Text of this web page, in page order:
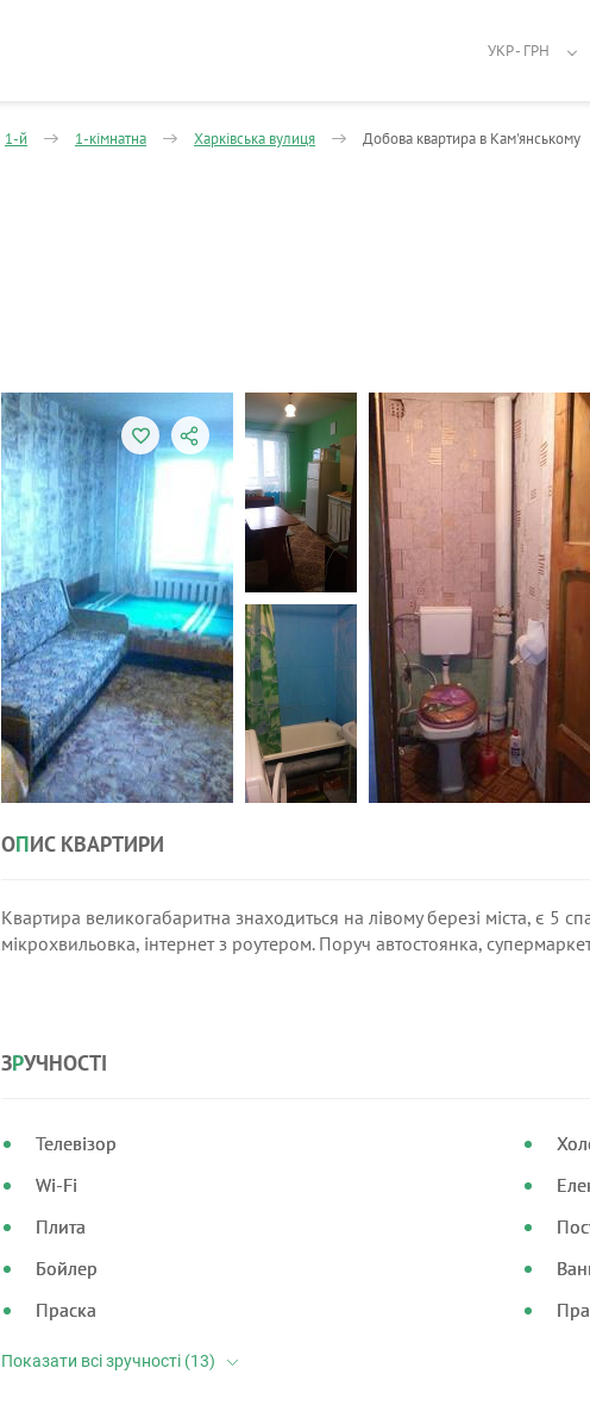
УКР - ГРН
1-й 1-кімнатна Харківська вулиця Добова квартира в Кам'янському
ОПИС КВАРТИРИ
Квартира великогабаритна знаходиться на лівому березі міста, є 5
мікрохвильовка, інтернет з роутером. Поруч автостоянка,
ЗРУЧНОСТІ
Телевізор
Wi-Fi
Плита
Бойлер
Праска